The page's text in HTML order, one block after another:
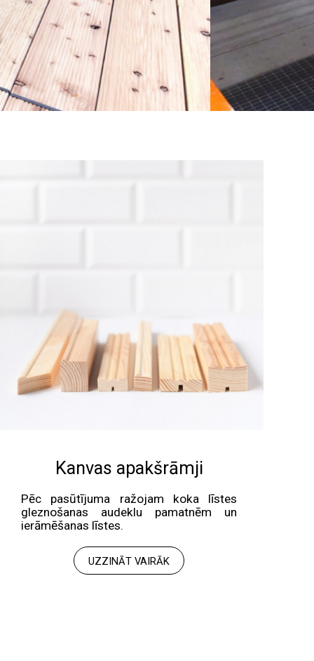
Kanvas apakšrāmji
Pēc pasūtījuma ražojam koka līstes
gleznošanas audeklu pamatnēm un
ierāmēšanas līstes.
UZZINĀT VAIRĀK